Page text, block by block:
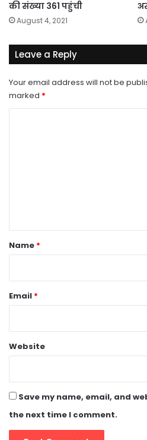
की संख्या 361 पहुंची
August 4, 2021
Leave a Reply
Your email address will not be
marked *
*
Name *
Email *
Website
Save my name, email, and
the next time I comment.